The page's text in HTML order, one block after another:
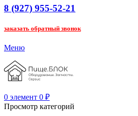
8 (927) 955-52-21
заказать обратный звонок
Меню
0 элемент 0 ₽
Просмотр категорий